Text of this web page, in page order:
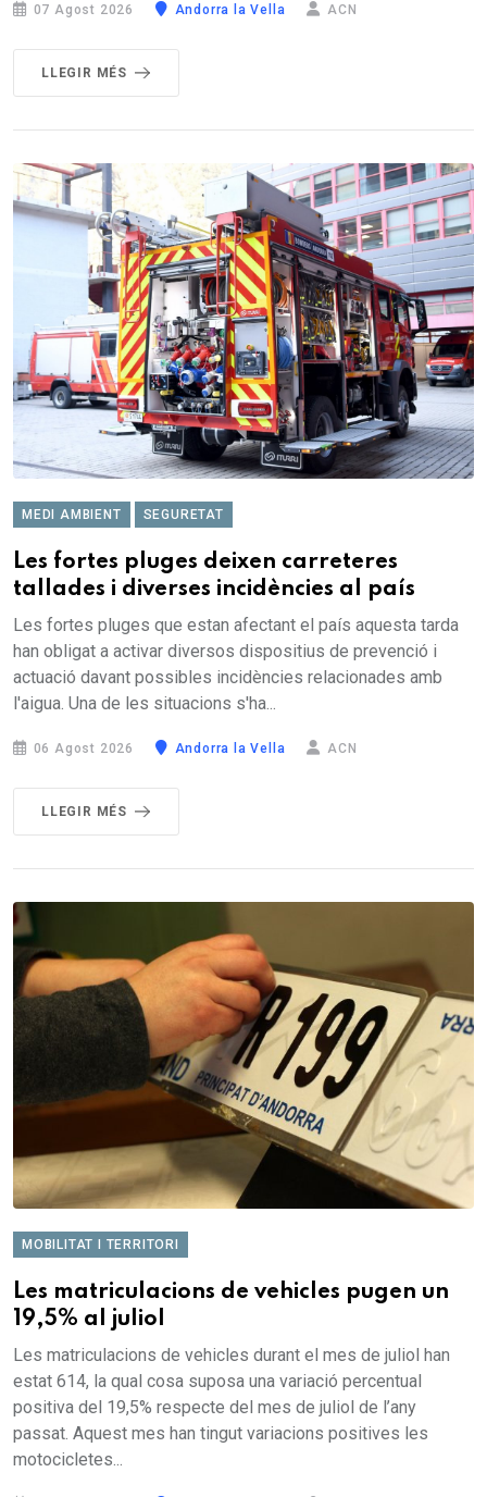
07 Agost 2026 Andorra la Vella ACN
LLEGIR MÉS
MEDI AMBIENT SEGURETAT
Les fortes pluges deixen carreteres
tallades i diverses incidències al país
Les fortes pluges que estan afectant el país aquesta tarda
han obligat a activar diversos dispositius de prevenció i
actuació davant possibles incidències relacionades amb
l'aigua. Una de les situacions s'ha...
06 Agost 2026 Andorra la Vella ACN
LLEGIR MÉS
MOBILITAT I TERRITORI
Les matriculacions de vehicles pugen un
19,5% al juliol
Les matriculacions de vehicles durant el mes de juliol han
estat 614, la qual cosa suposa una variació percentual
positiva del 19,5% respecte del mes de juliol de l’any
passat. Aquest mes han tingut variacions positives les
motocicletes...